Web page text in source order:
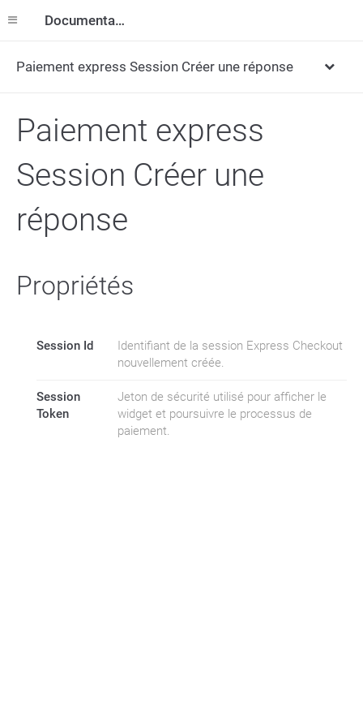
Documentation
Paiement express Session Créer une réponse
Paiement express
Session Créer une
réponse
Propriétés
Session Id
Identifiant de la session Express Checkout
nouvellement créée.
Session
Token
Jeton de sécurité utilisé pour afficher le
widget et poursuivre le processus de
paiement.